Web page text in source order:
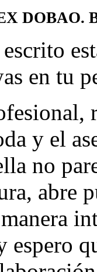
DOBAO.
en tu
y el
no
abre
espero